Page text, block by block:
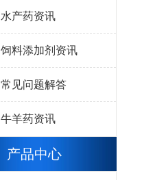
水产药资讯
饲料添加剂资讯
常见问题解答
牛羊药资讯
产品中心